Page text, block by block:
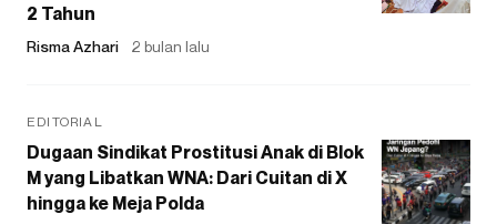
2 Tahun
Risma Azhari 2 bulan lalu
EDITORIAL
Dugaan Sindikat Prostitusi Anak di Blok
M yang Libatkan WNA: Dari Cuitan di X
hingga ke Meja Polda